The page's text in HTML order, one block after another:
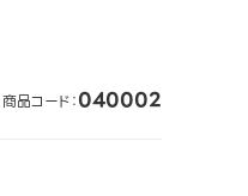
商品コード：040002